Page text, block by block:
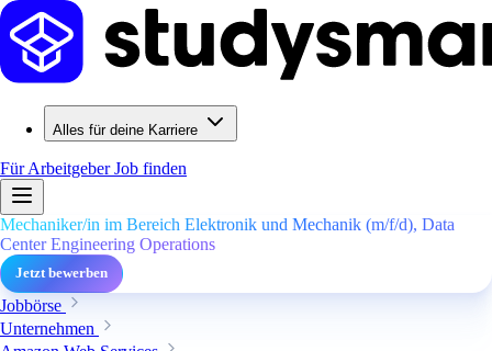
Alles für deine Karriere
Für ArbeitgeberJob finden
Mechaniker/in im Bereich Elektronik und Mechanik (m/f/d), Data
Center Engineering Operations
Jetzt bewerben
Jobbörse
Unternehmen